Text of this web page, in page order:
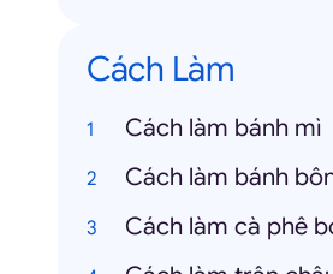
Cách Làm
Cách làm bánh mì
Cách làm bánh
Cách làm cà phê